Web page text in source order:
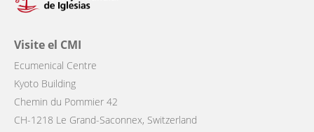
Visite el CMI
Ecumenical Centre
Kyoto Building
Chemin du Pommier 42
CH-1218 Le Grand-Saconnex, Switzerland